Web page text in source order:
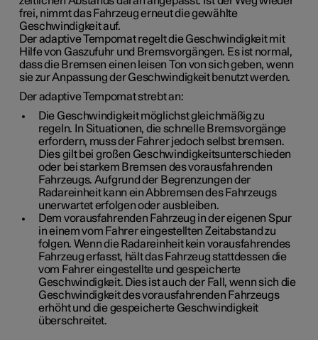
frei, nimmt das Fahrzeug erneut die gewählte
Geschwindigkeit auf.
Der adaptive Tempomat regelt die Geschwindigkeit mit
Hilfe von Gaszufuhr und Bremsvorgängen. Es ist normal,
dass die Bremsen einen leisen Ton von sich geben, wenn
sie zur Anpassung der Geschwindigkeit benutzt werden.
Der adaptive Tempomat strebt an:
Die Geschwindigkeit möglichst gleichmäßig zu
regeln. In Situationen, die schnelle Bremsvorgänge
erfordern, muss der Fahrer jedoch selbst bremsen.
Dies gilt bei großen Geschwindigkeitsunterschieden
oder bei starkem Bremsen des vorausfahrenden
Fahrzeugs. Aufgrund der Begrenzungen der
Radareinheit kann ein Abbremsen des Fahrzeugs
unerwartet erfolgen oder ausbleiben.
Dem vorausfahrenden Fahrzeug in der eigenen Spur
in einem vom Fahrer eingestellten Zeitabstand zu
folgen. Wenn die Radareinheit kein vorausfahrendes
Fahrzeug erfasst, hält das Fahrzeug stattdessen die
vom Fahrer eingestellte und gespeicherte
Geschwindigkeit. Dies ist auch der Fall, wenn sich die
Geschwindigkeit des vorausfahrenden Fahrzeugs
erhöht und die gespeicherte Geschwindigkeit
überschreitet.